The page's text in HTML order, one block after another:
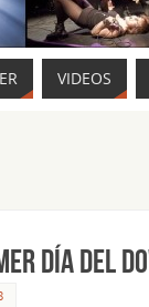
VIDEOS
día del